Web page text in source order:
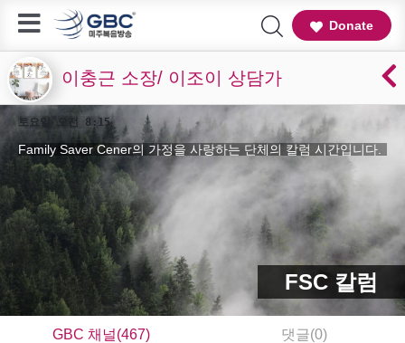
Donate
이충근 소장/ 이조이 상담가
FSC 칼럼
토요일 오전 8:15
Family Saver Cener의 가정을 사랑하는 단체의 칼럼 시간입니다.
GBC 채널(467) 댓글(0)